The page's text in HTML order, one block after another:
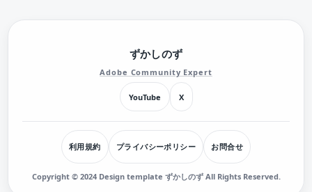
ずかしのず
Adobe Community Expert
YouTube X
利用規約 プライバシーポリシー お問合せ
Copyright © 2024 Design template ずかしのず All Rights Reserved.